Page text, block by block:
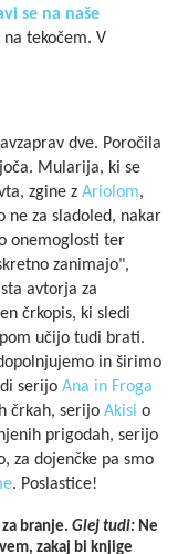
se na naše
na tekočem. V
dve. Poročila
Mularija, ki se
zgine z Ariolom,
ne za sladoled, nakar
onemoglosti ter
zanimajo",
avtorja za
črkopis, ki sledi
učijo tudi brati.
in širimo
serijo Ana in Froga
črkah, serijo Akisi o
prigodah, serijo
za dojenčke pa smo
. Poslastice!
branje. Glej tudi: Ne
zakaj bi knjige